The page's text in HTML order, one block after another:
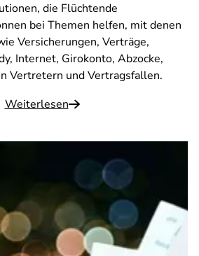
die Flüchtende
bei Themen helfen, mit denen
Versicherungen, Verträge,
Internet, Girokonto, Abzocke,
Vertretern und Vertragsfallen.
Weiterlesen